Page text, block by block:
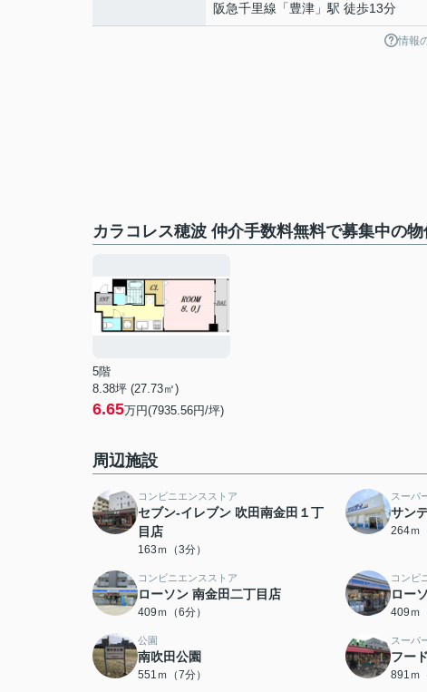
阪急千里線 「豊津 」駅 徒歩13分
情報
カラコレス穂波 仲介手数料無料で募集中の物
5階
8.38坪 (27.73㎡)
6.65万円(7935.56円/坪)
周辺施設
コンビニエンスストア
セブン-イレブン 吹田南金田１丁
目店
163ｍ（3分）
スーパ
サン
264ｍ
コンビニエンスストア
ローソン 南金田二丁目店
409ｍ（6分）
コンビ
ロー
409ｍ
公園
南吹田公園
551ｍ（7分）
スーパ
フー
891ｍ